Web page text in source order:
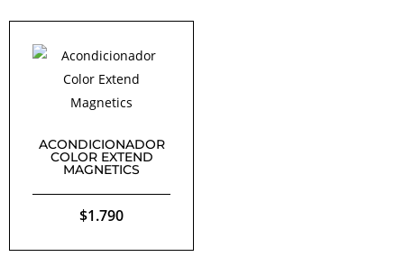
ACONDICIONADOR
COLOR EXTEND
MAGNETICS
$1.790